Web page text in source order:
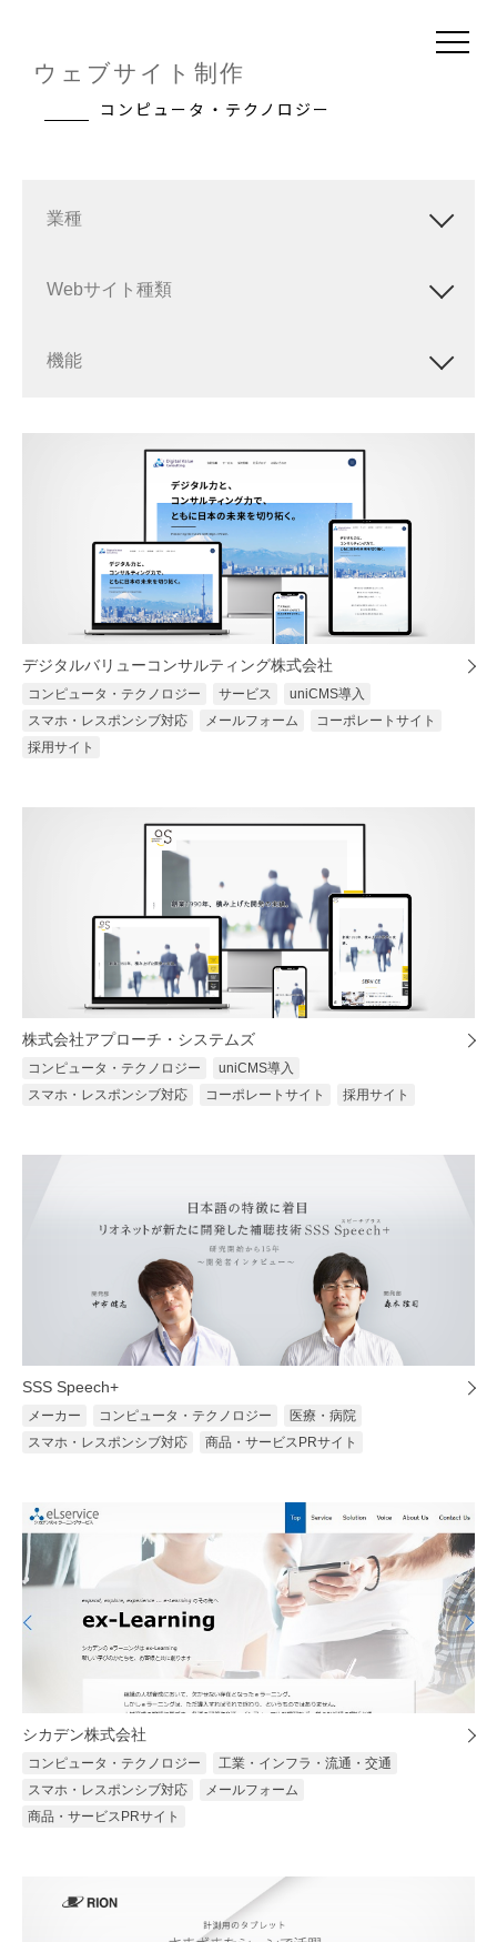
ウェブサイト制作
コンピュータ・テクノロジー
業種
Webサイト種類
機能
デジタルバリューコンサルティング株式会社
コンピュータ・テクノロジー サービス
uniCMS導入
スマホ・レスポンシブ対応
メールフォーム
コーポレートサイト
採用サイト
株式会社アプローチ・システムズ
コンピュータ・テクノロジー
uniCMS導入
スマホ・レスポンシブ対応
コーポレートサイト 採用サイト
SSS Speech+
メーカー コンピュータ・テクノロジー
医療・病院
スマホ・レスポンシブ対応
商品・サービスPRサイト
シカデン株式会社
コンピュータ・テクノロジー
工業・インフラ・流通・交通
スマホ・レスポンシブ対応
メールフォーム
商品・サービスPRサイト